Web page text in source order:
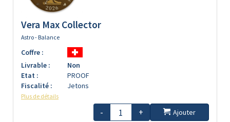
Vera Max Collector
Astro - Balance
Coffre :
Livrable :
Non
Etat :
PROOF
Fiscalité :
Jetons
Plus de détails
- + Ajouter